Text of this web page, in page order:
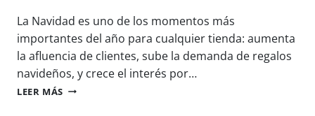
F
R
U
T
A
R
E
E
N
P
H
O
La Navidad es uno de los momentos más
importantes del año para cualquier tienda: aumenta
la afluencia de clientes, sube la demanda de regalos
navideños, y crece el interés por…
LEER MÁS 🎄